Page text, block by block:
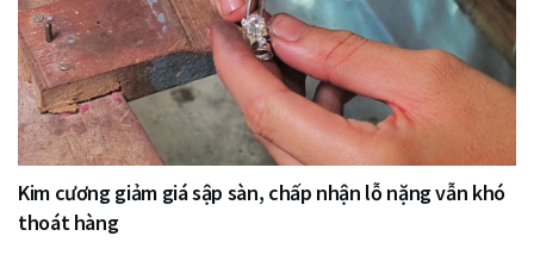
Kim cương giảm giá sập sàn, chấp nhận lỗ nặng vẫn khó
thoát hàng